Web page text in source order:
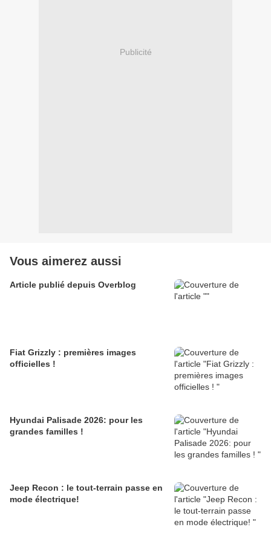
Publicité
Vous aimerez aussi
Article publié depuis Overblog
Fiat Grizzly : premières images
officielles !
Hyundai Palisade 2026: pour les
grandes familles !
Jeep Recon : le tout-terrain passe en
mode électrique!